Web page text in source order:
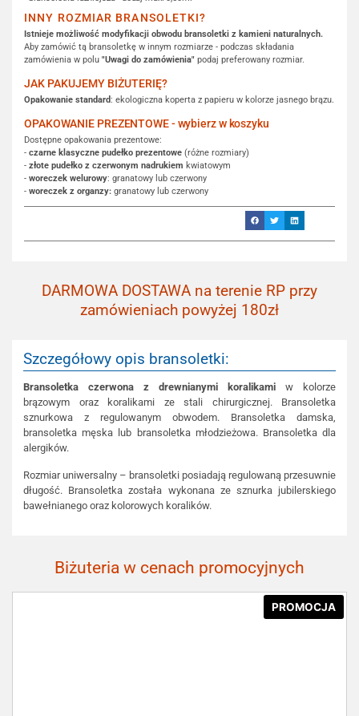
INNY ROZMIAR BRANSOLETKI?
Istnieje możliwość modyfikacji obwodu bransoletki z kamieni naturalnych.
Aby zamówić tą bransoletkę w innym rozmiarze - podczas składania
zamówienia w polu "Uwagi do zamówienia" podaj preferowany rozmiar.
JAK PAKUJEMY BIŻUTERIĘ?
Opakowanie standard: ekologiczna koperta z papieru w kolorze jasnego brązu.
OPAKOWANIE PREZENTOWE - wybierz w koszyku
Dostępne opakowania prezentowe:
- czarne klasyczne pudełko prezentowe (różne rozmiary)
- złote pudełko z czerwonym nadrukiem kwiatowym
- woreczek welurowy: granatowy lub czerwony
- woreczek z organzy: granatowy lub czerwony
DARMOWA DOSTAWA na terenie RP przy
zamówieniach powyżej 180zł
Szczegółowy opis bransoletki:
Bransoletka czerwona z drewnianymi koralikami w kolorze
brązowym oraz koralikami ze stali chirurgicznej. Bransoletka
sznurkowa z regulowanym obwodem. Bransoletka damska,
bransoletka męska lub bransoletka młodzieżowa. Bransoletka dla
alergików.
Rozmiar uniwersalny – bransoletki posiadają regulowaną przesuwnie
długość. Bransoletka została wykonana ze sznurka jubilerskiego
bawełnianego oraz kolorowych koralików.
Biżuteria w cenach promocyjnych
PROMOCJA